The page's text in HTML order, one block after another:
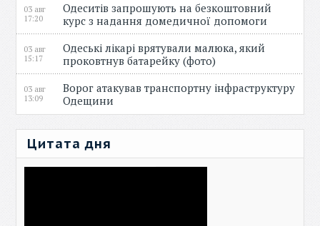
03 авг
17:20
Одеситів запрошують на безкоштовний
курс з надання домедичної допомоги
03 авг
15:17
Одеські лікарі врятували малюка, який
проковтнув батарейку (фото)
03 авг
13:09
Ворог атакував транспортну інфраструктуру
Одещини
Цитата дня